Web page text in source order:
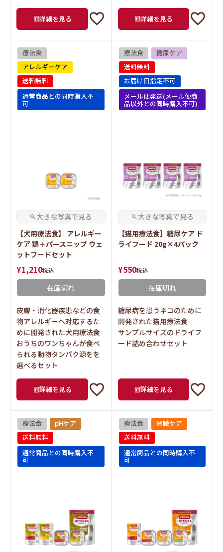
詳細を見る 詳細を見る
療法食
アレルギーケア
送料無料
通常商品との同時購入不
可
【犬用療法食】 アレルギー
ケア 鶏＋パースニップ ウェ
ットフードセット
¥1,210税込
在庫切れ
皮膚・消化器疾患などの食
物アレルギーへ対応するた
めに開発された犬用療法食
おうちのワンちゃんが食べ
られる動物タンパク源をを
選べるセット
詳細を見る
療法食
糖尿ケア
送料無料
お届け日指定不可
メール便発送(メール便商
品以外との同時購入不可)
【猫用療法食】糖尿ケア ド
ライフード 20g×4パック
¥550税込
在庫切れ
糖尿病を患うネコのために
開発された猫用療法食
サンプルサイズのドライフ
ード詰め合わせセット
詳細を見る
療法食
pHケア
送料無料
通常商品との同時購入不
可
療法食
腎臓ケア
送料無料
通常商品との同時購入不
可